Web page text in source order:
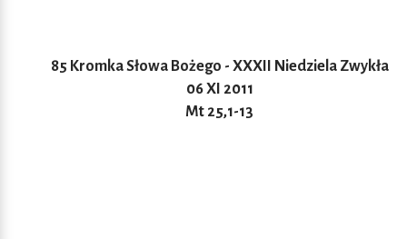
85 Kromka Słowa Bożego - XXXII Niedziela Zwykła
06 XI 2011
Mt 25,1-13